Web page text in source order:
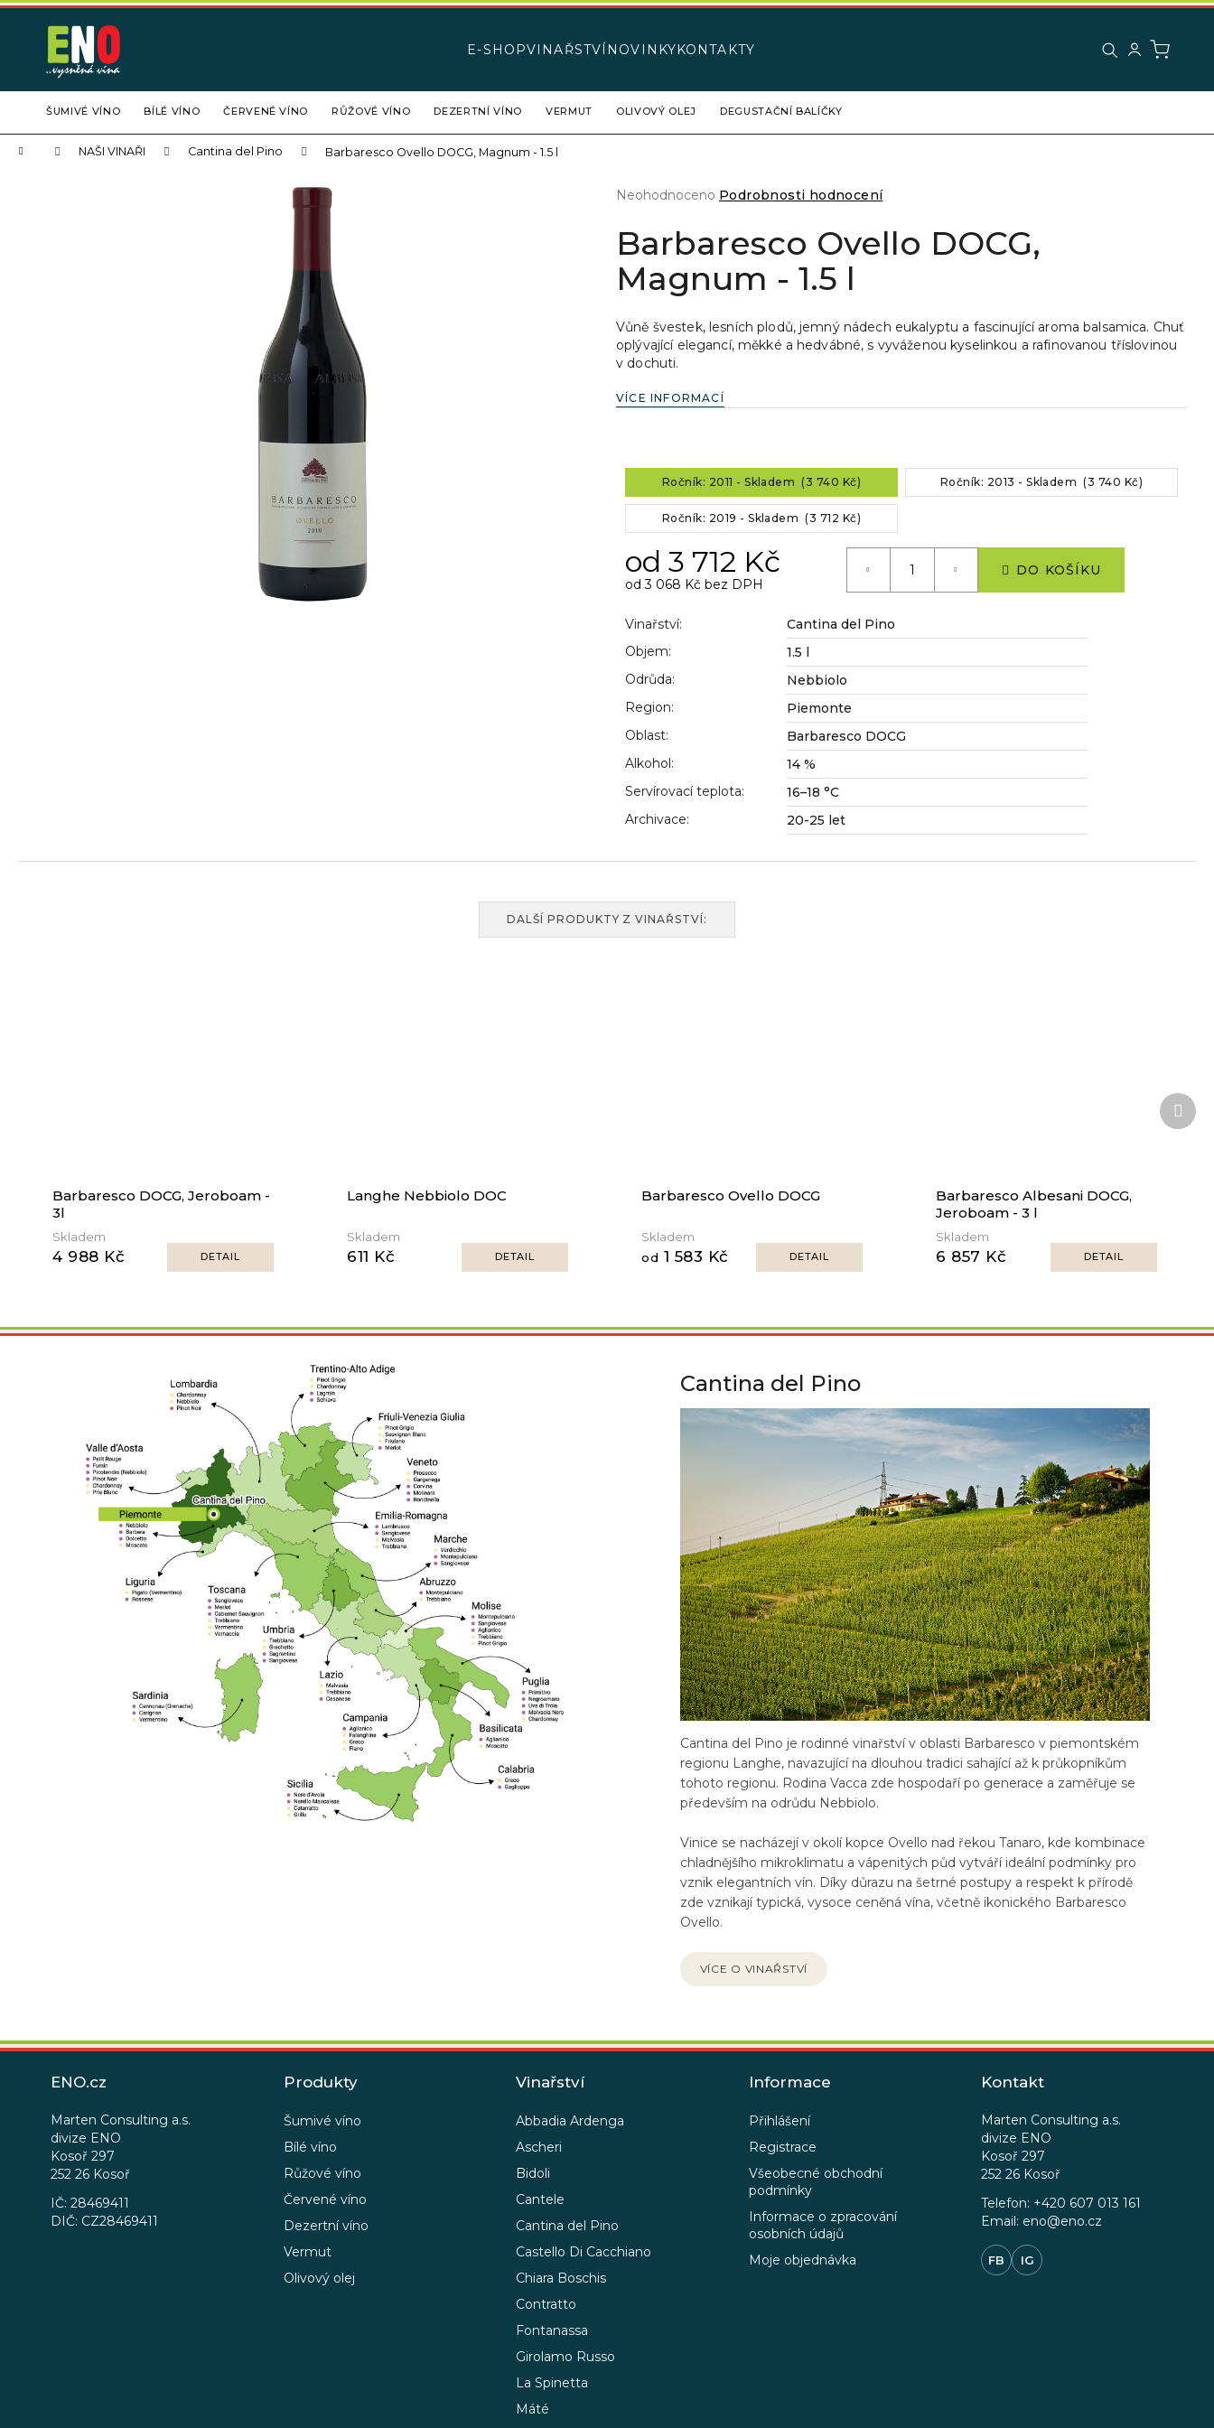
Přejít
E-SHOPVINAŘSTVÍ NOVINKYKONTAKTY
ŠUMIVÉ VÍNO BÍLÉ VÍNO ČERVENÉ VÍNO RŮŽOVÉ VÍNO DEZERTNÍ VÍNO VERMUT OLIVOVÝ OLEJ DEGUSTAČNÍ BALÍČKY
Domů NAŠI VINAŘI Cantina del Pino Barbaresco Ovello DOCG, Magnum - 1.5 l
Průměrné
produktu
je
Neohodnoceno Podrobnosti hodnocení
Barbaresco Ovello DOCG,
Magnum - 1.5 l
Vůně švestek, lesních plodů, jemný nádech eukalyptu a fascinující aroma balsamica. Chuť
oplývající elegancí, měkké a hedvábné, s vyváženou kyselinkou a rafinovanou tříslovinou
v dochuti.
VÍCE INFORMACÍ
Ročník: 2011 - Skladem (3 740 Kč) Ročník: 2013 - Skladem (3 740 Kč)
Ročník: 2019 - Skladem (3 712 Kč)
od 3 712 Kč
od3 068 Kč bez DPH
cena:
DO KOŠÍKU
Vinařství:
Cantina del Pino
Objem:
1.5 l
Odrůda:
Nebbiolo
Region:
Piemonte
Oblast:
Barbaresco DOCG
Alkohol:
14 %
Servírovací teplota:
16–18 °C
Archivace: 20-25 let
DALŠÍ PRODUKTY Z VINAŘSTVÍ:
Barbaresco DOCG, Jeroboam -
3l
Skladem
4 988 Kč DETAIL
Langhe Nebbiolo DOC
Skladem
611 Kč DETAIL
Barbaresco Ovello DOCG
Skladem
od 1 583 Kč DETAIL
Barbaresco Albesani DOCG,
Jeroboam - 3 l
Skladem
6 857 Kč DETAIL
Další
Cantina del Pino
Cantina del Pino je rodinné vinařství v oblasti Barbaresco v piemontském
regionu Langhe, navazující na dlouhou tradici sahající až k průkopníkům
tohoto regionu. Rodina Vacca zde hospodaří po generace a zaměřuje se
především na odrůdu Nebbiolo.
Vinice se nacházejí v okolí kopce Ovello nad řekou Tanaro, kde kombinace
chladnějšího mikroklimatu a vápenitých půd vytváří ideální podmínky pro
vznik elegantních vín. Díky důrazu na šetrné postupy a respekt k přírodě
zde vznikají typická, vysoce ceněná vína, včetně ikonického Barbaresco
Ovello.
VÍCE O VINAŘSTVÍ
K
Zpět
do
Zpět
do
Co potřebujete najít?
Z
ENO.cz
Marten Consulting a.s.
divize ENO
Kosoř 297
252 26 Kosoř
IČ: 28469411
DIČ: CZ28469411
Produkty
Šumivé víno
Bílé víno
Růžové víno
Červené víno
Dezertní víno
Vermut
Olivový olej
Vinařství
Abbadia Ardenga
Ascheri
Bidoli
Cantele
Cantina del Pino
Castello Di Cacchiano
Chiara Boschis
Contratto
Fontanassa
Girolamo Russo
La Spinetta
Máté
Informace
Přihlášení
Registrace
Všeobecné obchodní
podmínky
Informace o zpracování
osobních údajů
Moje objednávka
Kontakt
Marten Consulting a.s.
divize ENO
Kosoř 297
252 26 Kosoř
Telefon: +420 607 013 161
Email: eno@eno.cz
FB IG